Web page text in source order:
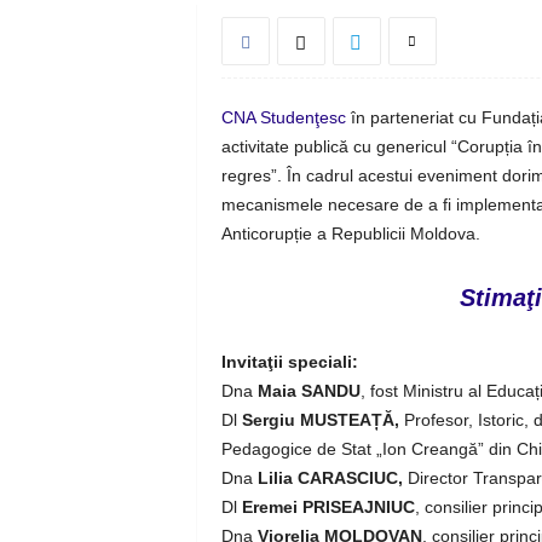
CNA Studenţescîn parteneriat cu
activitate publică cu genericul “Corupția
regres”. În cadrul acestui eveniment
mecanismele necesare de a fi
Anticorupție a Republicii Moldova.
Invitaţii speciali:
Dna Maia SANDU, fost Ministru al
Dl Sergiu MUSTEAȚĂ, Profesor, Istoric,
Pedagogice de Stat „Ion Creangă” din
Dna Lilia CARASCIUC, Director
DlEremei PRISEAJNIUC, consilier
Dna Viorelia MOLDOVAN, consilier